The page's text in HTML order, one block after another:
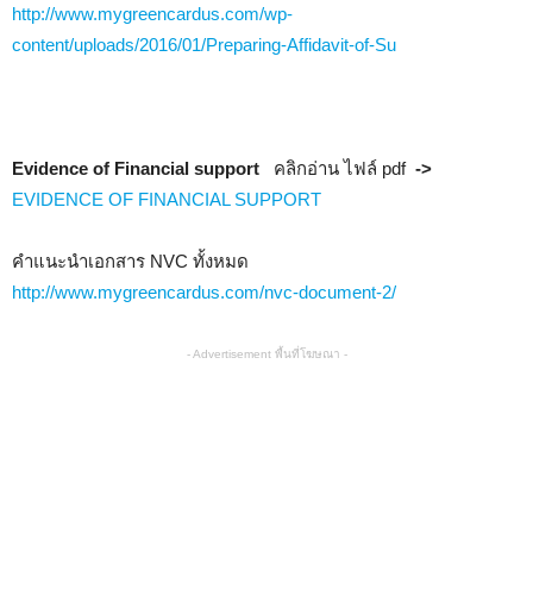
http://www.mygreencardus.com/wp-
content/uploads/2016/01/Preparing-Affidavit-of-Su
Evidence of Financial support คลิกอ่าน ไฟล์ pdf->
EVIDENCE OF FINANCIAL SUPPORT
คำแนะนำเอกสาร NVC ทั้งหมด
http://www.mygreencardus.com/nvc-document-2/
- Advertisement พื้นที่โฆษณา -